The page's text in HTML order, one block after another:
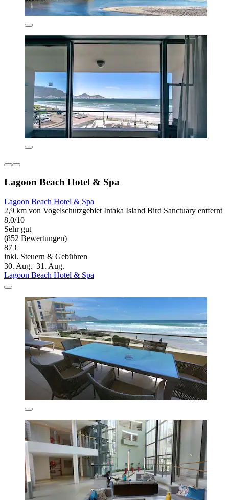
Lagoon Beach Hotel & Spa
Lagoon Beach Hotel & Spa
2,9 km von Vogelschutzgebiet Intaka Island Bird Sanctuary entfernt
8,0/10
Sehr gut
(852 Bewertungen)
87 €
inkl. Steuern & Gebühren
30. Aug.–31. Aug.
Lagoon Beach Hotel & Spa